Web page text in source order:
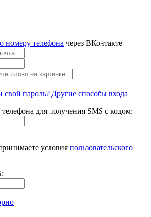
номеру телефона через ВКонтакте
свой пароль? Другие способы входа
для получения SMS с кодом:
условия пользовательского